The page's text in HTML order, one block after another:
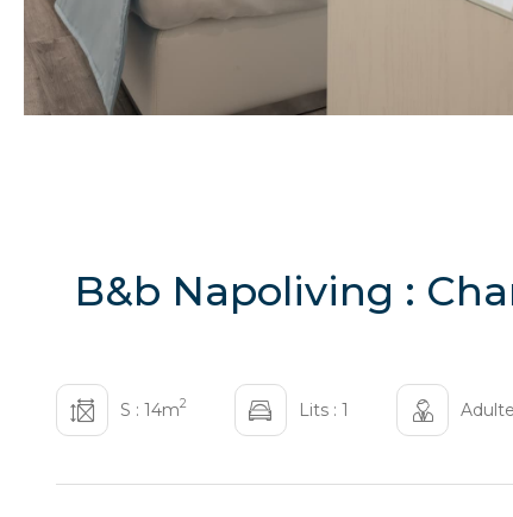
B&b Napoliving :
S : 14m2 Lits : 1